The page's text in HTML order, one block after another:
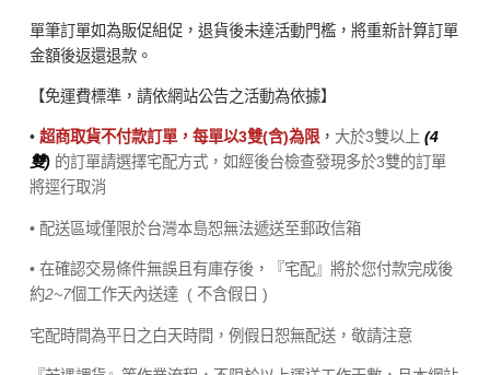
單筆訂單如為販促組促，退貨後未達活動門檻，將重新計算訂單
金額後返還退款。
【免運費標準，請依網站公告之活動為依據】
• 超商取貨不付款訂單，每單以3雙(含)為限， 大於3雙以上 (4
雙) 的訂單請選擇宅配方式，如經後台檢查發現多於3雙的訂單
將逕行取消
• 配送區域僅限於台灣本島恕無法遞送至郵政信箱
• 在確認交易條件無誤且有庫存後，『宅配』將於您付款完成後
約2~7個工作天內送達 ( 不含假日 )
宅配時間為平日之白天時間，例假日恕無配送，敬請注意